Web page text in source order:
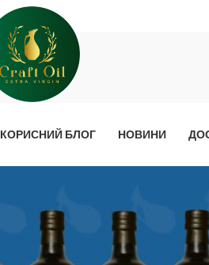
КОРИСНИЙ БЛОГ НОВИНИ